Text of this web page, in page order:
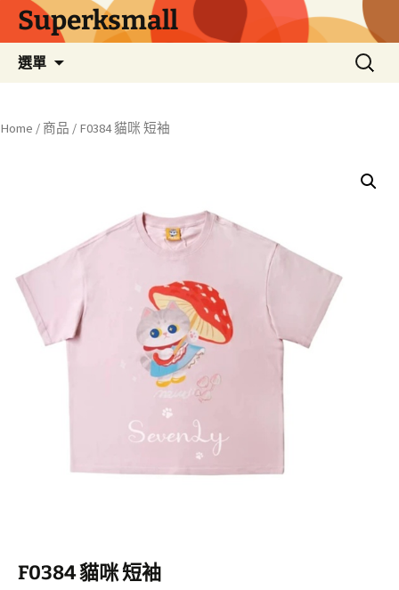
Superksmall
選單
內
搜
尋
Home / 商品 / F0384 貓咪 短袖
F0384 貓咪 短袖